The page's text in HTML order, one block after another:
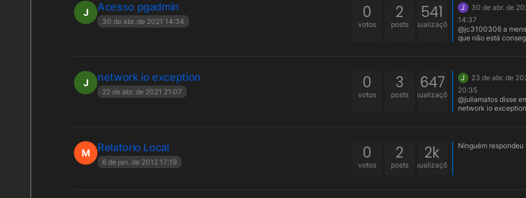
necessário refazer o
templete.
J Acesso pgadmin
30 de abr. de 2021 14:34 0
votos
2
posts
541
visualizações
J
30 de abr. de
14:37
@jc3100306 a mensagem é
que não está
J network io exception
22 de abr. de 2021 21:07 0
votos
3
posts
647
visualizações
J
23 de abr. de
20:35
@juliamatos disse
network io exception:
diferente do Maker ao
banco. Dá uma olhada se
M Relatorio Local
6 de jan. de 2012 17:19 0
votos
2
posts
2k
visualizações
Ninguém respondeu